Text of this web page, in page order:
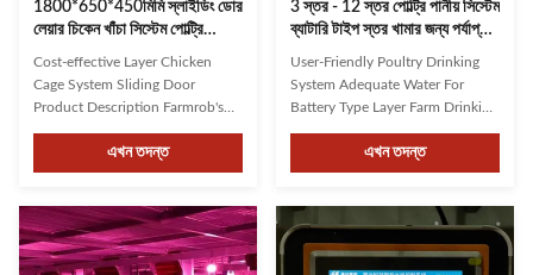
1800*650*450মিমি স্লাইডিং ডোর
লেয়ার চিকেন খাঁচা সিস্টেম পোল্ট্রি
খামারের জন্য উপযুক্ত সমাধান
Cost-effective Layer Chicken
Cage System Sliding Door
Product Description Farmrob's
stable brackets and reinforced
cage design capable of
securely. The thoughtful design
ensures a comfortable
environment for poultry,
এখন তদন্ত
3 স্তর - 12 স্তর পোল্ট্রি পানীয় সিস্টেম
ব্যাটারি টাইপ স্তর খামার জন্য পর্যাপ্ত
User-Friendly Poultry Drinking
System Adequate Water For
Battery Type Layer Farm Drinking
cage is equipped with a water
line. It is convenient to check the
patented structure of double-
needle cassette nipples can
এখন তদন্ত